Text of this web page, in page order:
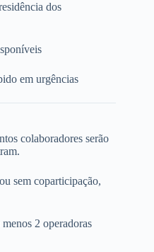
dos
em urgências
colaboradores serão
sem coparticipação,
2 operadoras